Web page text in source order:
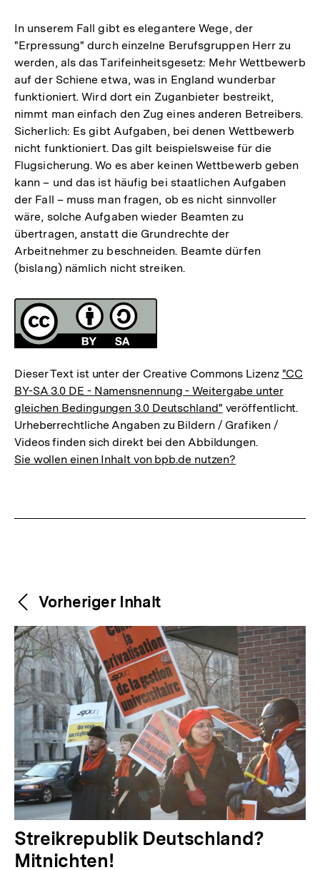
In unserem Fall gibt es elegantere Wege, der
"Erpressung" durch einzelne Berufsgruppen Herr zu
werden, als das Tarifeinheitsgesetz: Mehr Wettbewerb
auf der Schiene etwa, was in England wunderbar
funktioniert. Wird dort ein Zuganbieter bestreikt,
nimmt man einfach den Zug eines anderen Betreibers.
Sicherlich: Es gibt Aufgaben, bei denen Wettbewerb
nicht funktioniert. Das gilt beispielsweise für die
Flugsicherung. Wo es aber keinen Wettbewerb geben
kann – und das ist häufig bei staatlichen Aufgaben
der Fall – muss man fragen, ob es nicht sinnvoller
wäre, solche Aufgaben wieder Beamten zu
übertragen, anstatt die Grundrechte der
Arbeitnehmer zu beschneiden. Beamte dürfen
(bislang) nämlich nicht streiken.
Fussnoten
Lizenz
Dieser Text ist unter der Creative Commons Lizenz "CC
BY-SA 3.0 DE - Namensnennung - Weitergabe unter
gleichen Bedingungen 3.0 Deutschland" veröffentlicht.
Urheberrechtliche Angaben zu Bildern / Grafiken /
Videos finden sich direkt bei den Abbildungen.
Sie wollen einen Inhalt von bpb.de nutzen?
Weitere
Inhalte
Content-
Navigation
Vorheriger Inhalt
V
o
Streikrepublik Deutschland?
Mitnichten!